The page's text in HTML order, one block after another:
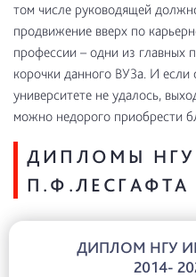
том числе руководящей
продвижение вверх по
профессии – одни из главных
корочки данного ВУЗа. И если
университете не удалось,
можно недорого приобрести
ДИПЛОМЫ
П.Ф.ЛЕСГАФТА
ДИПЛОМ НГУ
2014-